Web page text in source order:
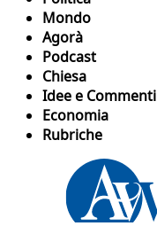
Mondo
Agorà
Podcast
Chiesa
Idee e Commenti
Economia
Rubriche